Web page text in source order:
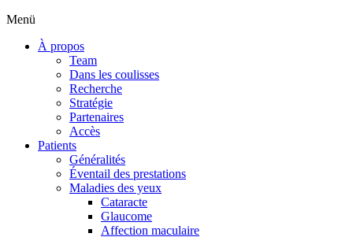
Menü
À propos
Team
Dans les coulisses
Recherche
Stratégie
Partenaires
Accès
Patients
Généralités
Éventail des prestations
Maladies des yeux
Cataracte
Glaucome
Affection maculaire